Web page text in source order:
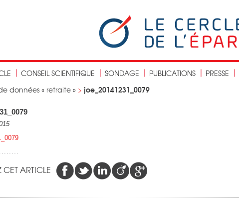
CONSEIL SCIENTIFIQUE SONDAGE PUBLICATIONS PRESSE
données « retraite » > joe_20141231_0079
CET ARTICLE